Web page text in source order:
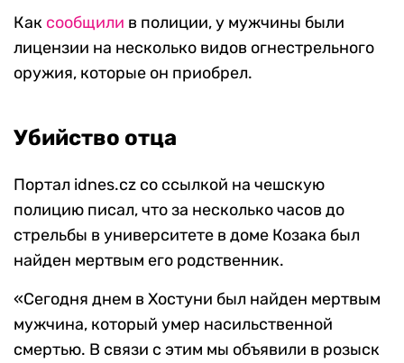
Как сообщили в полиции, у мужчины были
лицензии на несколько видов огнестрельного
оружия, которые он приобрел.
Убийство отца
Портал idnes.cz со ссылкой на чешскую
полицию писал, что за несколько часов до
стрельбы в университете в доме Козака был
найден мертвым его родственник.
«Сегодня днем в Хостуни был найден мертвым
мужчина, который умер насильственной
смертью. В связи с этим мы объявили в розыск